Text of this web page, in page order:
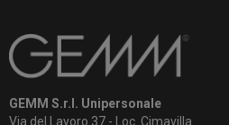
GEMM S.r.l. Unipersonale
Via del Lavoro 37 - Loc. Cimavilla